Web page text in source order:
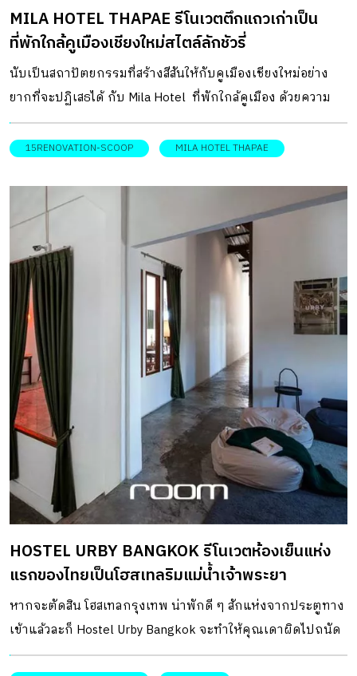
STEAL ควบคู่ไปกับเคาน์เตอร์บาร์ตัวยาว ร้านได้ออกแบบโคม
และซ่อนไฟเป็นเส้นยาวตามลักษณะของเคาน์เตอร์บาร์ไปด้วย
ซึ่งช่วยให้ตัวเคาน์เตอร์บาร์โดดเด่นขึ้นได้อย่างง่ายๆ และ
ชัดเจน เปิด: ร้านกาแฟ ทุกวัน 10.00 น. – 17.00 […]
MILA HOTEL THAPAE รีโนเวตตึกแถวเก่าเป็น
ที่พักใกล้คูเมืองเชียงใหม่สไตล์ลักชัวรี่
นับเป็นสถาปัตยกรรมที่สร้างสีสันให้กับคูเมืองเชียงใหม่อย่าง
ยากที่จะปฏิเสธได้ กับ Mila Hotel ที่พักใกล้คูเมือง ด้วยความ
เป็นโรงแรมขนาดเล็กแต่มีความลักชัวรี่ในทุกตารางนิ้ว ตัว
โรงแรมเป็นโครงการรีโนเวตตึกแถวเก่า ทั้งงาน
เก็บโครงสร้างที่จำเป็นบางส่วนไว้ ที่พักใกล้คูเมือง นี้มีแนวคิด
การออกแบบพื้นที่เบื้องต้นด้วยการร่นระยะริมถนนเข้ามาเพื่อ
ให้หน้าโรงแรมมีพื้นที่กึ่งเอ๊าต์ดอร์ขนาดกะทัดรัด สำหรับให้
แขกผู้มาเยือนสามารถออกมานั่งเล่นชิล ๆ ดื่มด่ำไปกับรสชาติ
อาหารเช้า เบเกอรี่ และเครื่องดื่มนานาชนิด พร้อม ๆ กับชมวิว
คูเมืองไปด้วยกัน นอกจากนี้ยังออกแบบผนังอาคารที่มีเส้นโค้ง
มาช่วยกั้นพื้นที่นี้กับถนน เน้นให้เส้นโค้งมาช่วยสร้างมุมมอง
บริเวณประตูกระจกซึ่งเป็นทางเข้าหลักให้เด่นชัดขึ้น แล้วกั้น
ผนังด้านหน้าโรงแรมบริเวณชั้น 1 ทั้งหมดด้วยกระจกใสเพื่อลด
ความอึดอัด ทั้งยังให้คนภายนอกสามารถเห็นตัวโรงแรมภายใน
ที่ได้รับการตกแต่งไว้อย่างสวยงาม บริเวณชั้น 1 จัดฟังก์ชันให้
เป็นพื้นที่ต้อนรับและคาเฟ่ของโรงแรม โดดเด่นด้วยโคมไฟทรง
กลมที่วางตำแหน่งแบบเล่นระดับให้โค้งไปตามเส้นโค้งของซุ้ม
ผนังทางเข้าอาคารด้านหน้า ก่อนจะไล่สายตาลงมายัง
เคาน์เตอร์หินขัดสีชมพูที่วางขนานไปกับแนวผนังอาคารภายใน
เสริมกับชุดที่นั่งและโซฟาหลากหลายดีไซน์ ช่วยเพิ่มสีสันให้
บริเวณพื้นที่ต้อนรับ และคาเฟ่ ส่วนที่พักชั้น 2 ประกอบด้วยห้อง
พักจำนวน 10 ห้อง ภายใต้การตกแต่งสไตล์ลักชัวรี่ที่ให้ความ
รู้สึกหรูหราและเรียบง่ายไปพร้อมกัน โดยมีขนาดห้องพักที่ใหญ่
15RENOVATION-SCOOP MILA HOTEL THAPAE
HOSTEL URBY BANGKOK รีโนเวตห้องเย็นแห่ง
แรกของไทยเป็นโฮสเทลริมแม่น้ำเจ้าพระยา
หากจะตัดสิน โฮสเทลกรุงเทพ น่าพักดี ๆ สักแห่งจากประตูทาง
เข้าแล้วละก็ Hostel Urby Bangkok จะทำให้คุณเดาผิดไปถนัด
ตั้งแต่ก้าวแรกเลยทีเดียว เพราะบรรยากาศภายนอกของที่นี่